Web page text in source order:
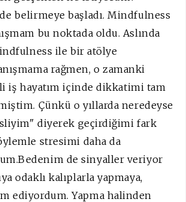
belirmeye başladı. Mindfulness
bu noktada oldu. Aslında
ile bir atölye
rağmen, o zamanki
iş hayatım içinde dikkatimi tam
Çünkü o yıllarda neredeyse
diyerek geçirdiğimi fark
stresimi daha da
Bedenim de sinyaller veriyor
odaklı kalıplarla yapmaya,
ediyordum.Yapma halinden